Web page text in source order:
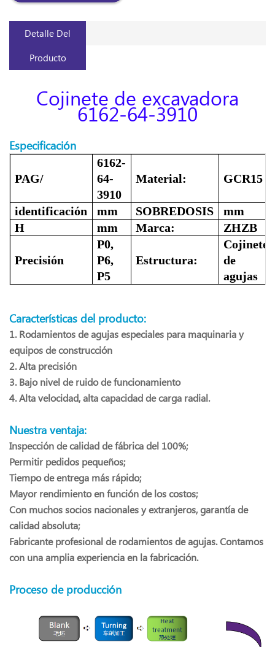
Detalle Del
Producto
Cojinete de excavadora
6162-64-3910
Especificación
PAG/
6162-
64-
3910
Material: GCR15
identificación mm SOBREDOSIS
mm
H
mm Marca: ZHZB
Precisión
P0,
P6,
P5
Estructura:
Cojinete
de
agujas
Características del producto:
1. Rodamientos de agujas especiales para maquinaria y
equipos de construcción
2. Alta precisión
3. Bajo nivel de ruido de funcionamiento
4. Alta velocidad, alta capacidad de carga radial.
Nuestra ventaja:
Inspección de calidad de fábrica del 100%;
Permitir pedidos pequeños;
Tiempo de entrega más rápido;
Mayor rendimiento en función de los costos;
Con muchos socios nacionales y extranjeros, garantía de
calidad absoluta;
Fabricante profesional de rodamientos de agujas. Contamos
con una amplia experiencia en la fabricación.
Proceso de producción